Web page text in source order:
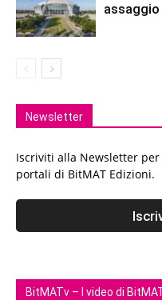
Newsletter
Iscriviti alla Newsletter
portali di BitMAT Edizioni.
BitMATv – I video di